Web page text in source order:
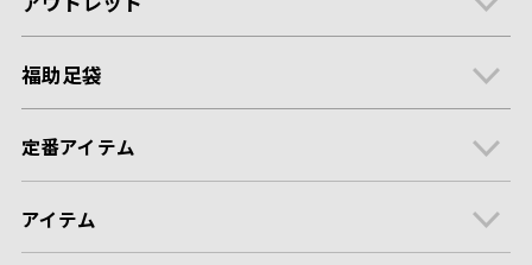
福助足袋
定番アイテム
アイテム